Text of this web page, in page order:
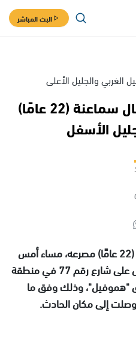
البث المباشر
الغربي والجليل الأعلى
مصرع الشّاب أحمد جمال سماعنة (22 عامًا)
الأسفل
لقي الشّاب أحمد جمال سماعنة (22 عامًا) مصرعه، مساء أمس
الإثنين، بعد تعرضه لحادث دهس على شارع رقم 77 في منطقة
"هموفيل"، وذلك وفق ما
إلى مكان الحادث.